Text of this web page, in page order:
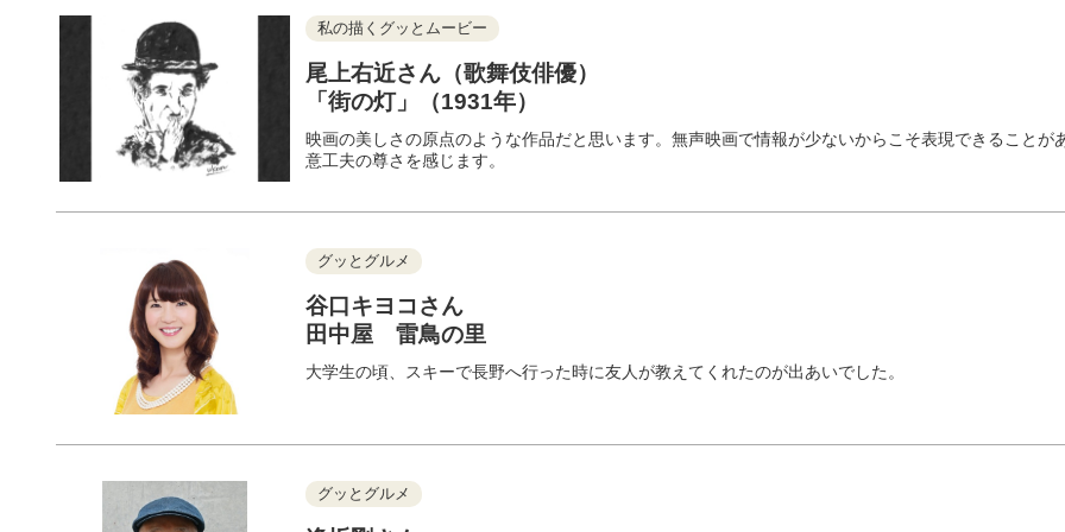
私の描くグッとムービー
尾上右近さん（歌舞伎俳優）
「街の灯」（1931年）
映画の美しさの原点のような作品だと思います。無声映画で情報が少ないからこそ表現できることが
意工夫の尊さを感じます。
グッとグルメ
谷口キヨコさん
田中屋 雷鳥の里
大学生の頃、スキーで長野へ行った時に友人が教えてくれたのが出あいでした。
グッとグルメ